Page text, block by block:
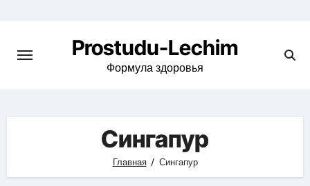
содержимому
Prostudu-Lechim
Формула здоровья
Сингапур
Главная Сингапур